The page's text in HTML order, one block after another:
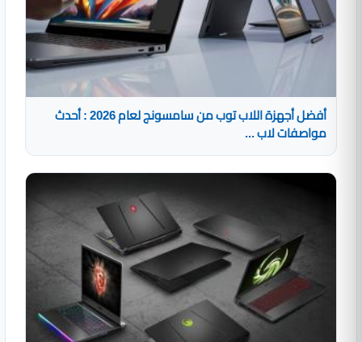
أفضل أجهزة اللاب توب من سامسونج لعام 2026 : أحدث
مواصفات لاب ...